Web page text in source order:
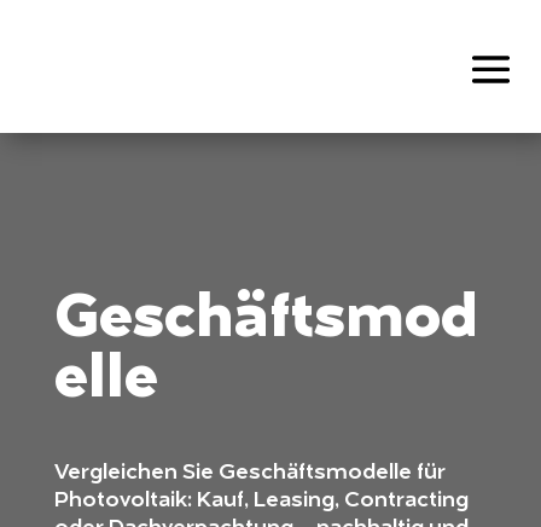
Geschäftsmod
elle
Vergleichen Sie Geschäftsmodelle für
Photovoltaik: Kauf, Leasing, Contracting